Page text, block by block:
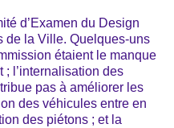
d’Examen du Design
de la Ville. Quelques-uns
étaient le manque
; l’internalisation des
pas à améliorer les
des véhicules entre en
des piétons ; et la